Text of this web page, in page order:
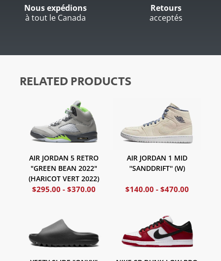
Nous expédions
à tout le Canada
Retours
acceptés
RELATED PRODUCTS
AIR JORDAN 5 RETRO
"GREEN BEAN 2022"
(HARICOT VERT 2022)
$295.00 -$370.00
AIR JORDAN 1 MID
''SANDDRIFT'' (W)
$140.00 - $470.00